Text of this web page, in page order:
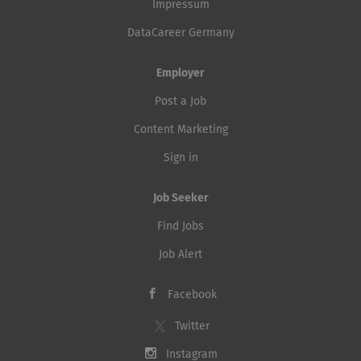
Impressum
DataCareer Germany
Employer
Post a Job
Content Marketing
Sign in
Job Seeker
Find Jobs
Job Alert
Facebook
Twitter
Instagram